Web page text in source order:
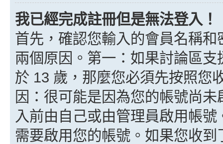
我已經完成註冊但是無法登入！
首先，確認您輸入的會員名稱
兩個原因。第一：如果討論區
於 13 歲，那麼您必須先按照您
因：很可能是因為您的帳號尚
入前由自己或由管理員啟用帳
需要啟用您的帳號。如果您收